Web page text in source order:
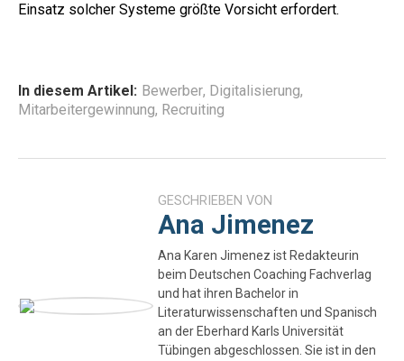
Einsatz solcher Systeme größte Vorsicht erfordert.
In diesem Artikel: Bewerber, Digitalisierung,
Mitarbeitergewinnung, Recruiting
GESCHRIEBEN VON
Ana Jimenez
Ana Karen Jimenez ist Redakteurin
beim Deutschen Coaching Fachverlag
und hat ihren Bachelor in
Literaturwissenschaften und Spanisch
an der Eberhard Karls Universität
Tübingen abgeschlossen. Sie ist in den